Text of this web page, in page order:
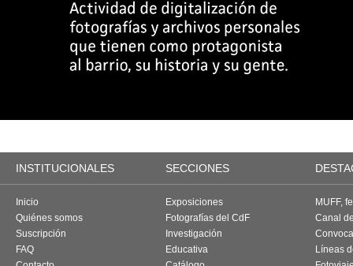
INSTITUCIONALES SECCIONES
Inicio
Quiénes somos
Suscripción
FAQ
Exposiciones
Fotografías del CdF
Investigación
Educativa
MUFF,
Canal
Líneas